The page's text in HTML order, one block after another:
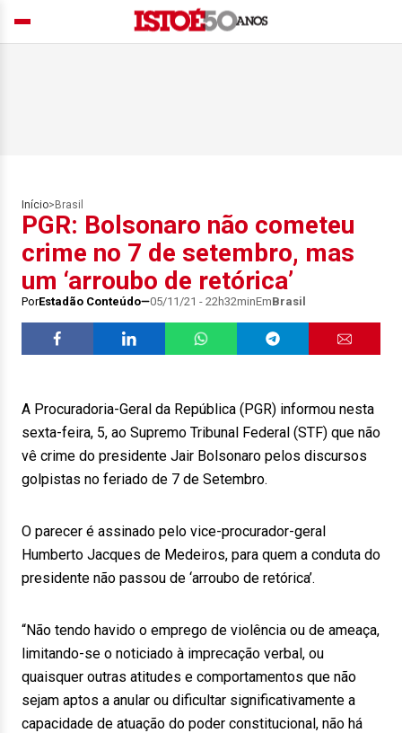
Início> Brasil
PGR: Bolsonaro não cometeu
crime no 7 de setembro, mas
um ‘arroubo de retórica’
PorEstadão Conteúdo 05/11/21 - 22h32minEmBrasil
A Procuradoria-Geral da República (PGR) informou nesta
sexta-feira, 5, ao Supremo Tribunal Federal (STF) que não
vê crime do presidente Jair Bolsonaro pelos discursos
golpistas no feriado de 7 de Setembro.
O parecer é assinado pelo vice-procurador-geral
Humberto Jacques de Medeiros, para quem a conduta do
presidente não passou de ‘arroubo de retórica’.
“Não tendo havido o emprego de violência ou de ameaça,
limitando-se o noticiado à imprecação verbal, ou
quaisquer outras atitudes e comportamentos que não
sejam aptos a anular ou dificultar significativamente a
capacidade de atuação do poder constitucional, não há